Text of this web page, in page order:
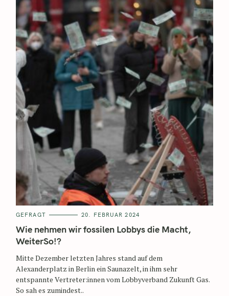
GEFRAGT 20. FEBRUAR 2024
Wie nehmen wir fossilen Lobbys die Macht,
WeiterSo!?
Mitte Dezember letzten Jahres stand auf dem
Alexanderplatz in Berlin ein Saunazelt, in ihm sehr
entspannte Vertreter:innen vom Lobbyverband Zukunft Gas.
So sah es zumindest..